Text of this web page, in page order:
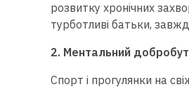
розвитку хронічних
турботливі батьки,
2. Ментальний добробут
Спорт і прогулянки на